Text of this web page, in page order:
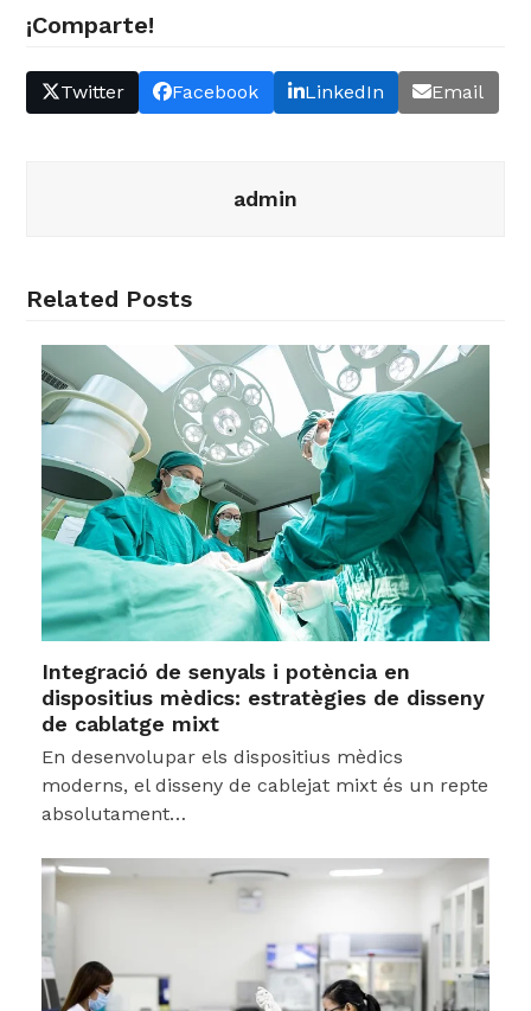
¡Comparte!
Twitter Facebook LinkedIn Email
admin
Related Posts
Integració de senyals i potència en
dispositius mèdics: estratègies de disseny
de cablatge mixt
En desenvolupar els dispositius mèdics
moderns, el disseny de cablejat mixt és un repte
absolutament…